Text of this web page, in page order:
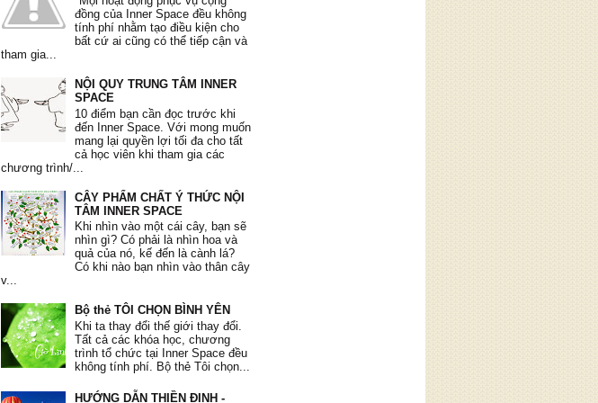
Tôi yêu bản thân tôi."
Phi Yến , 36 tuổi
"Tôi học được nhiều phương pháp hay để
nâng cao lòng quí trọng bản thân. Tôi áp
dụng phương pháp 10’ mỗi sáng và mỗi tối.
Tôi biết đối mặt với những thất bại, sự châm
quí mình hơn, quan tâm và dành thời gian
chăm sóc bản thân."
Mạnh Hà, 26 tuổi
"Từ khi tham gia khoá học, em cảm nhận
sâu sắc hơn mình đang tự huỷ hoại, tự làm
thui chột đi những giá trị vốn có của mình.
Qua các bài tập, các tấm thẻ giá trị, các
thân và thôi không lo lắng về những khó khăn
đồng của Inner Space đều không
tính phí nhằm tạo điều kiện cho
bất cứ ai cũng có thể tiếp cận và
tham gia...
NỘI QUY TRUNG TÂM INNER
SPACE
10 điểm bạn cần đọc trước khi
đến Inner Space. Với mong muốn
mang lại quyền lợi tối đa cho tất
cả học viên khi tham gia các
chương trình/...
CÂY PHẨM CHẤT Ý THỨC NỘI
TÂM INNER SPACE
Khi nhìn vào một cái cây, bạn sẽ
nhìn gì? Có phải là nhìn hoa và
quả của nó, kế đến là cành lá?
Có khi nào bạn nhìn vào thân cây
v...
Bộ thẻ TÔI CHỌN BÌNH YÊN
Khi ta thay đổi thế giới thay đổi.
Tất cả các khóa học, chương
trình tổ chức tại Inner Space đều
không tính phí. Bộ thẻ Tôi chọn...
HƯỚNG DẪN THIỀN ĐỊNH -